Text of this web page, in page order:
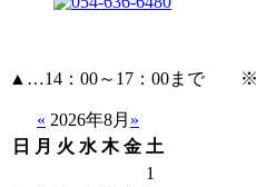
▲ …14：00～17：00まで ※
« 2026年8月 »
日
月 火 水 木 金 土
1